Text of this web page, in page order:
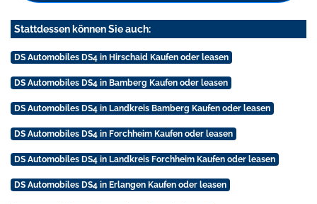
Stattdessen können Sie auch:
DS Automobiles DS4 in Hirschaid Kaufen oder leasen
DS Automobiles DS4 in Bamberg Kaufen oder leasen
DS Automobiles DS4 in Landkreis Bamberg Kaufen oder leasen
DS Automobiles DS4 in Forchheim Kaufen oder leasen
DS Automobiles DS4 in Landkreis Forchheim Kaufen oder leasen
DS Automobiles DS4 in Erlangen Kaufen oder leasen